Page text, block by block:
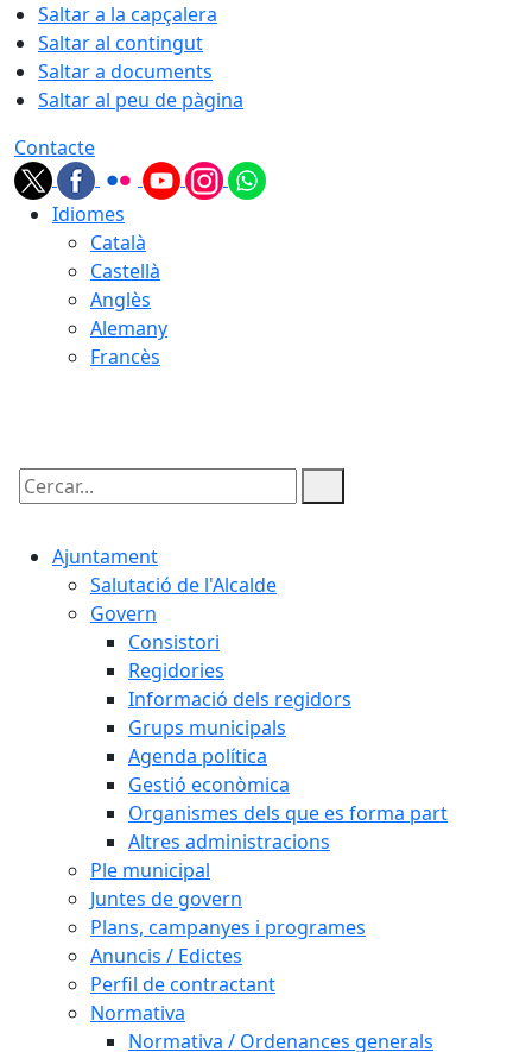
Saltar a la capçalera
Saltar al contingut
Saltar a documents
Saltar al peu de pàgina
Contacte
Idiomes
Català
Castellà
Anglès
Alemany
Francès
Cercar:
Ajuntament
Salutació de l'Alcalde
Govern
Consistori
Regidories
Informació dels regidors
Grups municipals
Agenda política
Gestió econòmica
Organismes dels que es forma part
Altres administracions
Ple municipal
Juntes de govern
Plans, campanyes i programes
Anuncis / Edictes
Perfil de contractant
Normativa
Normativa / Ordenances generals